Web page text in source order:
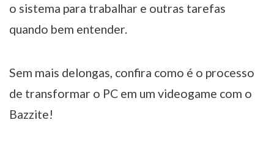
o sistema para trabalhar e outras tarefas
quando bem entender.
Sem mais delongas, confira como é o processo
de transformar o PC em um videogame com o
Bazzite!